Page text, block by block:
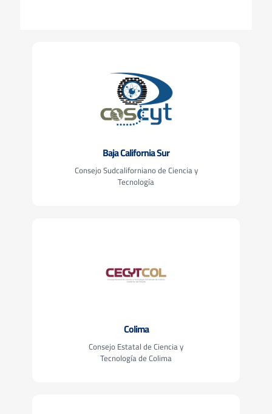
Baja California Sur
Consejo Sudcaliforniano de Ciencia y
Tecnología
Colima
Consejo Estatal de Ciencia y
Tecnología de Colima